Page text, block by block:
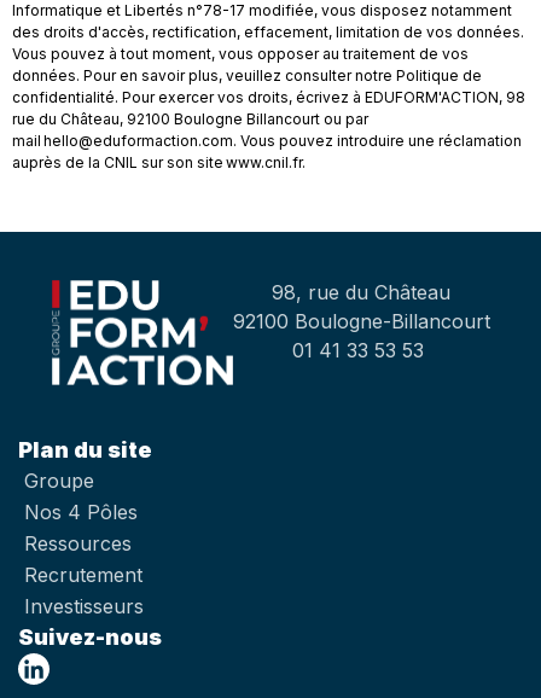
Informatique et Libertés n°78-17 modifiée, vous disposez notamment
des droits d'accès, rectification, effacement, limitation de vos données.
Vous pouvez à tout moment, vous opposer au traitement de vos
données. Pour en savoir plus, veuillez consulter notre Politique de
confidentialité. Pour exercer vos droits, écrivez à EDUFORM'ACTION, 98
rue du Château, 92100 Boulogne Billancourt ou par
mail hello@eduformaction.com. Vous pouvez introduire une réclamation
auprès de la CNIL sur son site www.cnil.fr.
98, rue du Château
92100 Boulogne-Billancourt
01 41 33 53 53
Plan du site
Groupe
Nos 4 Pôles
Ressources
Recrutement
Investisseurs
Suivez-nous